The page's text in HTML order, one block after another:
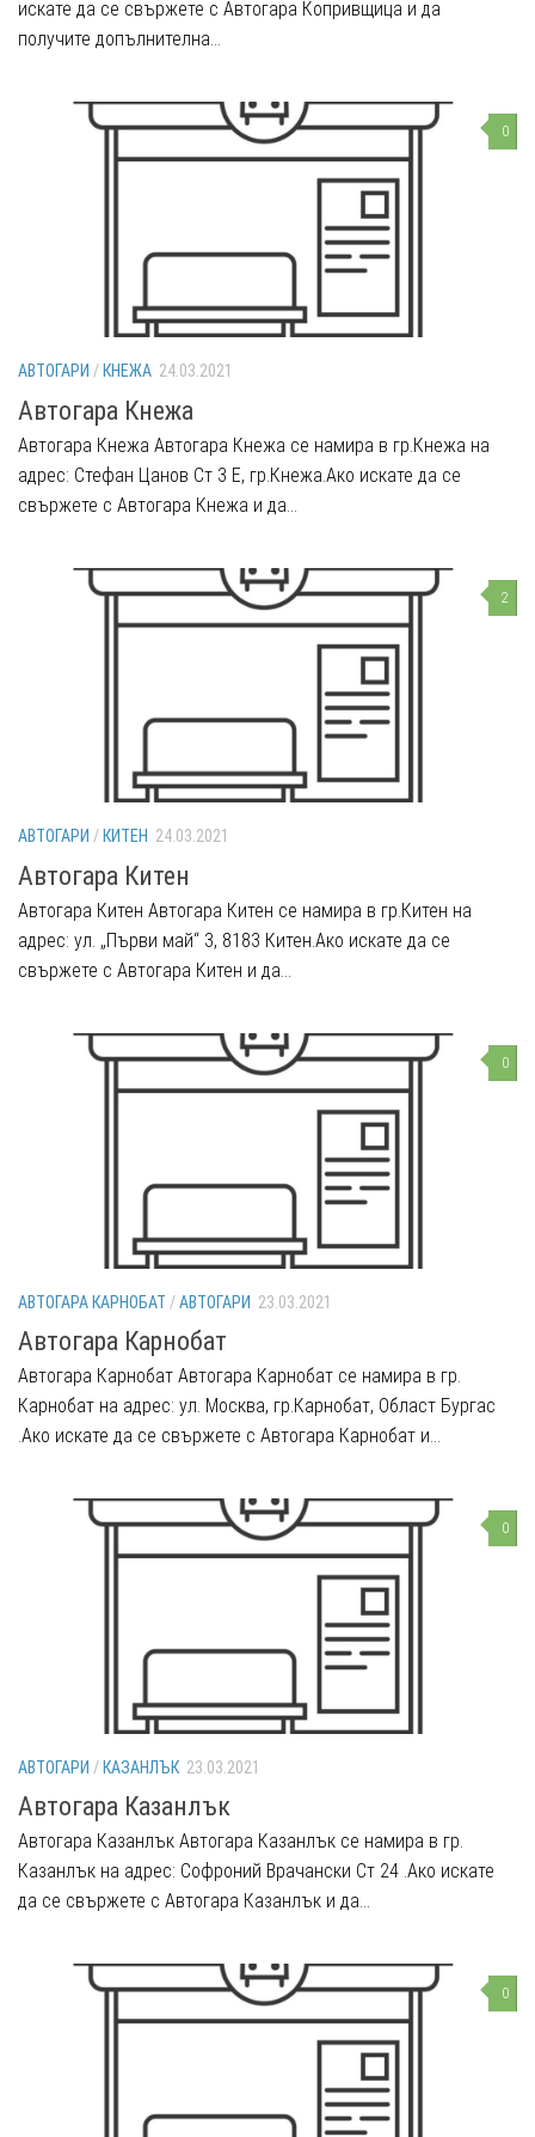
искате да се свържете с Автогара Копривщица и да
получите допълнителна...
0
АВТОГАРИ / КНЕЖА 24.03.2021
Автогара Кнежа
Автогара Кнежа Автогара Кнежа се намира в гр.Кнежа на
адрес: Стефан Цанов Ст 3 Е, гр.Кнежа.Ако искате да се
свържете с Автогара Кнежа и да...
2
АВТОГАРИ / КИТЕН 24.03.2021
Автогара Китен
Автогара Китен Автогара Китен се намира в гр.Китен на
адрес: ул. „Първи май“ 3, 8183 Китен.Ако искате да се
свържете с Автогара Китен и да...
0
АВТОГАРА КАРНОБАТ /АВТОГАРИ 23.03.2021
Автогара Карнобат
Автогара Карнобат Автогара Карнобат се намира в гр.
Карнобат на адрес: ул. Москва, гр.Карнобат, Област Бургас
.Ако искате да се свържете с Автогара Карнобат и...
0
АВТОГАРИ / КАЗАНЛЪК 23.03.2021
Автогара Казанлък
Автогара Казанлък Автогара Казанлък се намира в гр.
Казанлък на адрес: Софроний Врачански Ст 24 .Ако искате
да се свържете с Автогара Казанлък и да...
0